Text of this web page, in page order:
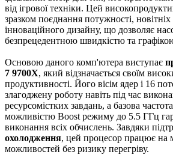
від ігрової техніки. Цей
зразком поєднання потужності, новітніх
інноваційного дизайну, що дозволяє
безпрецедентною швидкістю та
Основою даного комп'ютера виступає
7 9700X, який відзначається своїм
продуктивності. Його вісім ядер і 16
злагоджену роботу навіть під час
ресурсомістких завдань, а базова
можливістю Boost режиму до 5.5 ГГц
виконання всіх обчислень. Завдяки
охолодження, цей процесор працює на
можливостей без ризику перегріву.